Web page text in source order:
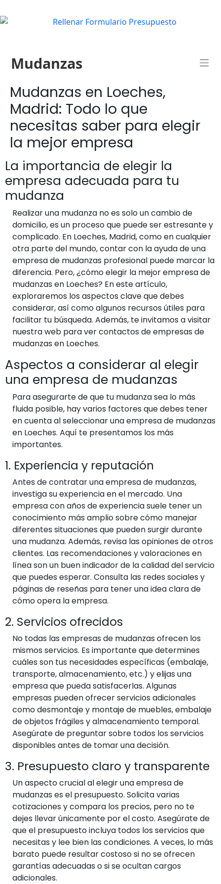
Mudanzas
Mudanzas en Loeches,
Madrid: Todo lo que
necesitas saber para elegir
la mejor empresa
La importancia de elegir la
empresa adecuada para tu
mudanza
Realizar una mudanza no es solo un cambio de
domicilio, es un proceso que puede ser estresante y
complicado. En Loeches, Madrid, como en cualquier
otra parte del mundo, contar con la ayuda de una
empresa de mudanzas profesional puede marcar la
diferencia. Pero, ¿cómo elegir la mejor empresa de
mudanzas en Loeches? En este artículo,
exploraremos los aspectos clave que debes
considerar, así como algunos recursos útiles para
facilitar tu búsqueda. Además, te invitamos a visitar
nuestra web para ver contactos de empresas de
mudanzas en Loeches.
Aspectos a considerar al elegir
una empresa de mudanzas
Para asegurarte de que tu mudanza sea lo más
fluida posible, hay varios factores que debes tener
en cuenta al seleccionar una empresa de mudanzas
en Loeches. Aquí te presentamos los más
importantes.
1. Experiencia y reputación
Antes de contratar una empresa de mudanzas,
investiga su experiencia en el mercado. Una
empresa con años de experiencia suele tener un
conocimiento más amplio sobre cómo manejar
diferentes situaciones que pueden surgir durante
una mudanza. Además, revisa las opiniones de otros
clientes. Las recomendaciones y valoraciones en
línea son un buen indicador de la calidad del servicio
que puedes esperar. Consulta las redes sociales y
páginas de reseñas para tener una idea clara de
cómo opera la empresa.
2. Servicios ofrecidos
No todas las empresas de mudanzas ofrecen los
mismos servicios. Es importante que determines
cuáles son tus necesidades específicas (embalaje,
transporte, almacenamiento, etc.) y elijas una
empresa que pueda satisfacerlas. Algunas
empresas pueden ofrecer servicios adicionales
como desmontaje y montaje de muebles, embalaje
de objetos frágiles y almacenamiento temporal.
Asegúrate de preguntar sobre todos los servicios
disponibles antes de tomar una decisión.
3. Presupuesto claro y transparente
Un aspecto crucial al elegir una empresa de
mudanzas es el presupuesto. Solicita varias
cotizaciones y compara los precios, pero no te
dejes llevar únicamente por el costo. Asegúrate de
que el presupuesto incluya todos los servicios que
necesitas y lee bien las condiciones. A veces, lo más
barato puede resultar costoso si no se ofrecen
garantías adecuadas o si se ocultan cargos
adicionales.